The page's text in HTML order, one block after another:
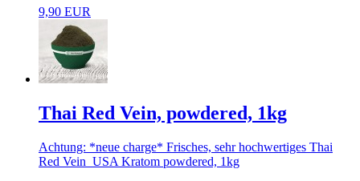
9,90 EUR
Thai Red Vein, powdered, 1kg
Achtung: *neue charge* Frisches, sehr hochwertiges Thai
Red Vein USA Kratom powdered, 1kg